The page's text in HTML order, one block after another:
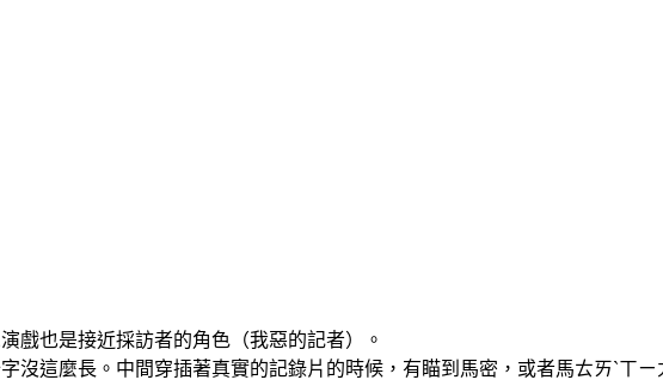
戲也是接近採訪者的角色（我惡的記者）。
沒這麼長。中間穿插著真實的記錄片的時候，有瞄到馬密，或者馬ㄊㄞˋㄒ